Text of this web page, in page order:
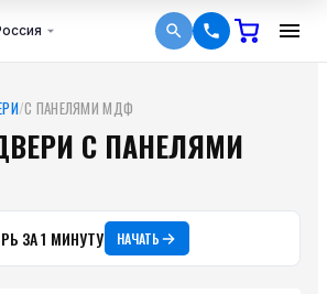
/С ПАНЕЛЯМИ МДФ
С ПАНЕЛЯМИ
ЗА 1 МИНУТУ НАЧАТЬ